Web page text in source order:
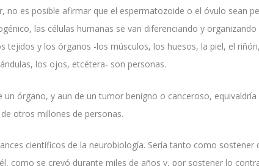
no es posible afirmar que el espermatozoide o el óvulo sean
las células humanas se van diferenciando y
tejidos y los órganos -los músculos, los huesos, la piel, el
los ojos, etcétera- son personas.
un órgano, y aun de un tumor benigno o canceroso,
otros millones de personas.
científicos de la neurobiología. Sería tanto como sostener
como se creyó durante miles de años y, por sostener lo